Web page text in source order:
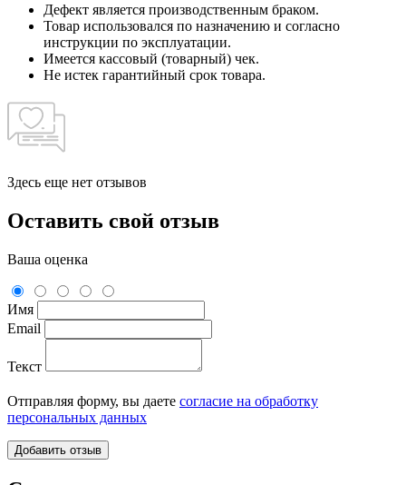
Дефект является производственным браком.
Товар использовался по назначению и согласно
инструкции по эксплуатации.
Имеется кассовый (товарный) чек.
Не истек гарантийный срок товара.
Здесь еще нет отзывов
Оставить свой отзыв
Ваша оценка
Имя
Email
Текст
Отправляя форму, вы даете согласие на обработку
персональных данных